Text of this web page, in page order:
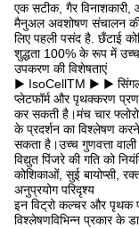
एक सटीक, गैर
मैनुअल अवशोषण संचालन
लिए पहली पसंद है. छँटाई
शुद्धता 100% के रूप में
उपकरण की विशेषताएं
▶ IsoCellTM ▶ ▶ सिंगल
प्लेटफॉर्म और पृथक्करण
कर सकती है।मंच चार
के प्रदर्शन का विश्लेषण
सकता है।उच्च गुणवत्ता
विद्युत पिंजरे की गति को
कोशिकाओं, सुई बायोप्सी,
अनुप्रयोग परिदृश्य
इन विट्रो कल्चर और पृथक
विश्लेषणविभिन्न प्रकार के